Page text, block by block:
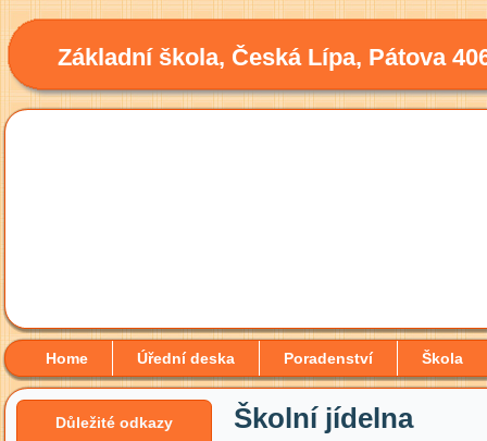
Základní škola, Česká Lípa, Pátova
Home Úřední deska Poradenství Škola
Důležité odkazy Školní jídelna